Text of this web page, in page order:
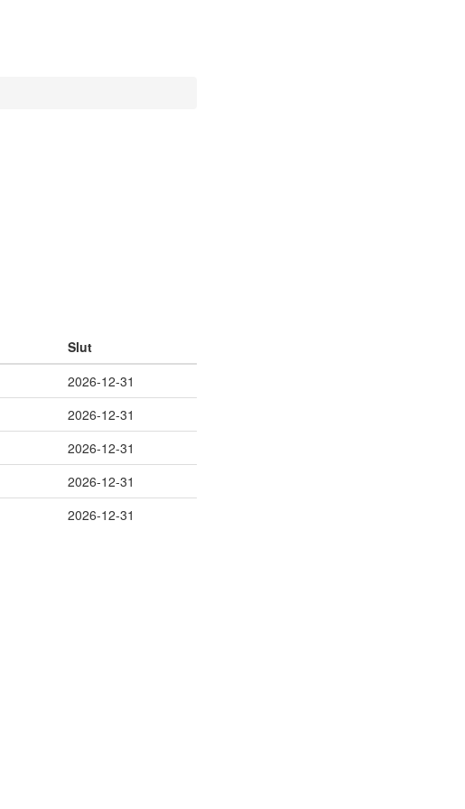
Slut
2026-12-31
2026-12-31
2026-12-31
2026-12-31
2026-12-31